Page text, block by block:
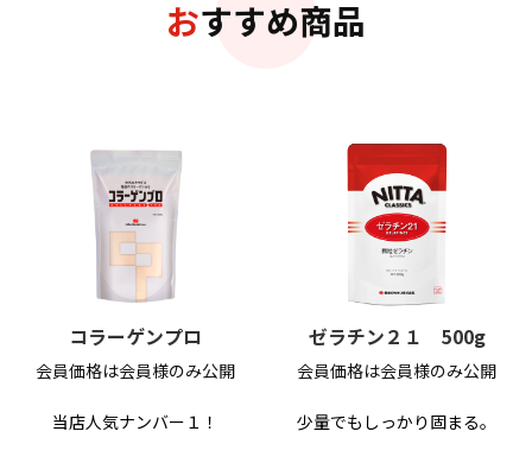
おすすめ商品
コラーゲンプロ
会員価格は会員様のみ公開
当店人気ナンバー１！
ゼラチン２１ 500g
会員価格は会員様のみ公開
少量でもしっかり固まる。